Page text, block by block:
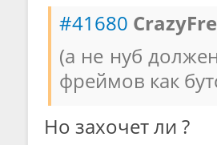
#41680
(а не нуб
фреймов как
Но захочет ли ?